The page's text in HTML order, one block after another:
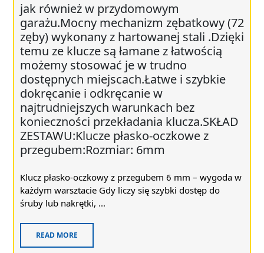
jak również w przydomowym
garażu.Mocny mechanizm zębatkowy (72
zęby) wykonany z hartowanej stali .Dzięki
temu ze klucze są łamane z łatwością
możemy stosować je w trudno
dostępnych miejscach.Łatwe i szybkie
dokręcanie i odkręcanie w
najtrudniejszych warunkach bez
konieczności przekładania klucza.SKŁAD
ZESTAWU:Klucze płasko-oczkowe z
przegubem:Rozmiar: 6mm
Klucz płasko-oczkowy z przegubem 6 mm – wygoda w
każdym warsztacie Gdy liczy się szybki dostęp do
śruby lub nakrętki, ...
READ MORE